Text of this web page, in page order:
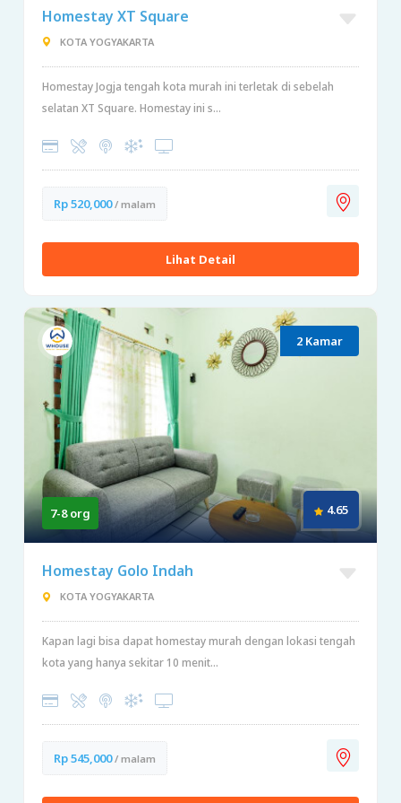
Homestay XT Square
KOTA YOGYAKARTA
Homestay Jogja tengah kota murah ini terletak di sebelah
selatan XT Square. Homestay ini s...
Rp 520,000/ malam
Lihat Detail
2 Kamar
7-8 org 4.65
Homestay Golo Indah
KOTA YOGYAKARTA
Kapan lagi bisa dapat homestay murah dengan lokasi tengah
kota yang hanya sekitar 10 menit...
Rp 545,000/ malam